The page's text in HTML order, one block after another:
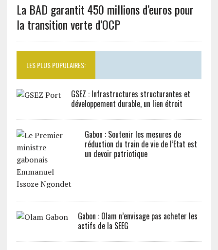
La BAD garantit 450 millions d’euros pour
la transition verte d’OCP
LES PLUS POPULAIRES:
GSEZ : Infrastructures structurantes et
développement durable, un lien étroit
Gabon : Soutenir les mesures de
réduction du train de vie de l’Etat est
un devoir patriotique
Gabon : Olam n’envisage pas acheter les
actifs de la SEEG